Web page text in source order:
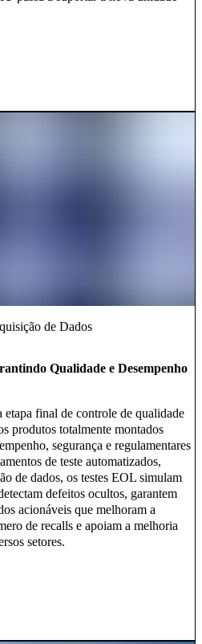
de Dados
Qualidade e Desempenho
etapa final de controle de qualidade
produtos totalmente montados
segurança e regulamentares
de teste automatizados,
de dados, os testes EOL simulam
defeitos ocultos, garantem
acionáveis que melhoram a
de recalls e apoiam a melhoria
setores.